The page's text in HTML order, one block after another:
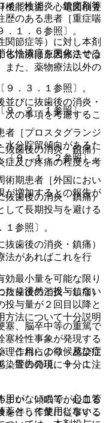
機能検査、心電図検査
節症等）に対し本剤
る治療は原因療法では
また、薬物療法以外の
びに抜歯後の消炎・
次の事項を考慮するこ
歯後の消炎・鎮痛）
症及び疼痛の程度を考
抜歯後の消炎・鎮痛）
して長期投与を避ける
歯後の消炎・鎮痛）
法があればこれを行
歯後の消炎・鎮痛）
投与量が２回目以降と
方法について十分説明
作用により、感染症
染症の発現に十分に注
い、傾眠等が起こる
を伴う作業に従事する
ド性消炎・鎮痛剤等
歴のある患者［重症喘
１．６参照〕。
性潰瘍を悪化させる
．３．１参照〕。
．２．１参照〕。
［プロスタグランジ
水分貯留傾向があるた
〔９．１．２参照〕。
期患者［外国におい
が増加するとの報告が
参照〕。
最小量を可能な限り
たり漫然と投与しない
、脳卒中等の重篤で
塞栓性事象が発現する
、これらの徴候及び症
．警告の項、９．１．
がないので、心血管
薬として使用しないこ